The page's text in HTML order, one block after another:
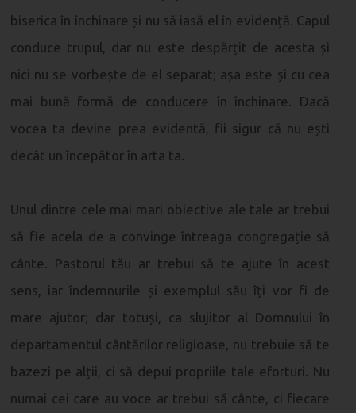
biserica în închinare și nu să iasă el în evidență. Capul
conduce trupul, dar nu este despărțit de acesta și
nici nu se vorbește de el separat; așa este și cu cea
mai bună formă de conducere în închinare. Dacă
vocea ta devine prea evidentă, fii sigur că nu ești
decât un începător în arta ta.
Unul dintre cele mai mari obiective ale tale ar trebui
să fie acela de a convinge întreaga congregație să
cânte. Pastorul tău ar trebui să te ajute în acest
sens, iar îndemnurile și exemplul său îți vor fi de
mare ajutor; dar totuși, ca slujitor al Domnului în
departamentul cântărilor religioase, nu trebuie să te
bazezi pe alții, ci să depui propriile tale eforturi. Nu
numai cei care au voce ar trebui să cânte, ci fiecare